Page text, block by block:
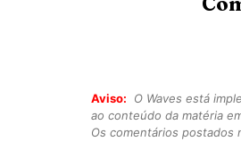
Aviso:
O Waves está
ao conteúdo da matéria
Os comentários postados